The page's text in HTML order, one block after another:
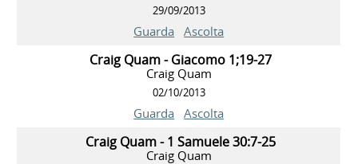
29/09/2013
Guarda Ascolta
Craig Quam - Giacomo 1;19-27
Craig Quam
02/10/2013
Guarda Ascolta
Craig Quam - 1 Samuele 30:7-25
Craig Quam